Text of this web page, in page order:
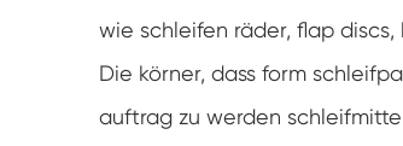
wie schleifen räder, flap
Die körner, dass form
auftrag zu werden